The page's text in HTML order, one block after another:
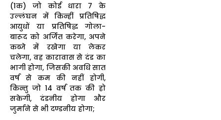
(1क) जो कोई धारा 7 के
उल्लंघन में किन्हीं प्रतिषिद्ध
आयुधों या प्रतिषिद्ध गोला-
बारूद को अर्जित करेगा, अपने
कब्जे में रखेगा या लेकर
चलेगा, वह कारावास से दंड का
भागी होगा, जिसकी अवधि सात
वर्ष से कम की नहीं होगी,
किन्तु जो 14 वर्ष तक की हो
सकेगी, दंडनीय होगा और
जुर्माने से भी दण्डनीय होगा;